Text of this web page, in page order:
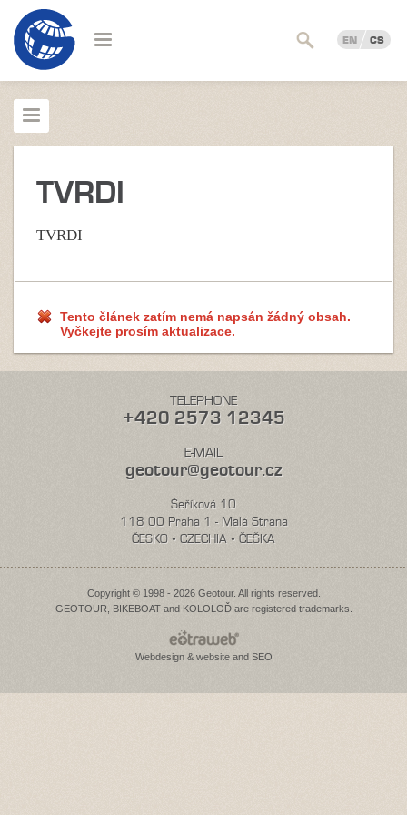
EN CS
TVRDI
TVRDI
Tento článek zatím nemá napsán žádný obsah.
Vyčkejte prosím aktualizace.
TELEPHONE
+420 2573 12345
E-MAIL
geotour@geotour.cz
Šeříková 10
118 00 Praha 1 - Malá Strana
ČESKO • CZECHIA • ČEŠKA
Copyright © 1998 - 2026 Geotour. All rights reserved.
GEOTOUR, BIKEBOAT and KOLOLOĎ are registered trademarks.
Webdesign & website and SEO